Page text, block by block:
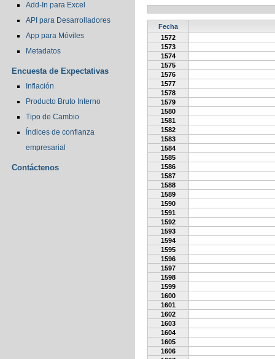
Add-In para Excel
API para Desarrolladores
App para Móviles
Metadatos
Encuesta de Expectativas
Inflación
Producto Bruto Interno
Tipo de Cambio
Índices de confianza
empresarial
Contáctenos
Fecha
1572
1573
1574
1575
1576
1577
1578
1579
1580
1581
1582
1583
1584
1585
1586
1587
1588
1589
1590
1591
1592
1593
1594
1595
1596
1597
1598
1599
1600
1601
1602
1603
1604
1605
1606